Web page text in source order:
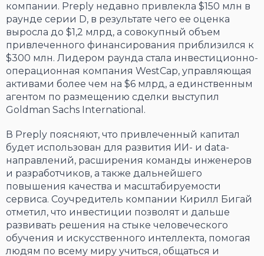
компании. Preply недавно привлекла $150 млн в
раунде серии D, в результате чего ее оценка
выросла до $1,2 млрд, а совокупный объем
привлеченного финансирования приблизился к
$300 млн. Лидером раунда стала инвестиционно-
операционная компания WestCap, управляющая
активами более чем на $6 млрд, а единственным
агентом по размещению сделки выступил
Goldman Sachs International.
В Preply поясняют, что привлеченный капитал
будет использован для развития ИИ- и data-
направлений, расширения команды инженеров
и разработчиков, а также дальнейшего
повышения качества и масштабируемости
сервиса. Соучредитель компании Кирилл Бигай
отметил, что инвестиции позволят и дальше
развивать решения на стыке человеческого
обучения и искусственного интеллекта, помогая
людям по всему миру учиться, общаться и